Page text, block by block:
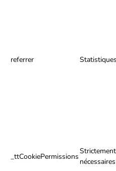
referrer Statistiques
_ttCookiePermissions
Strictement
nécessaires